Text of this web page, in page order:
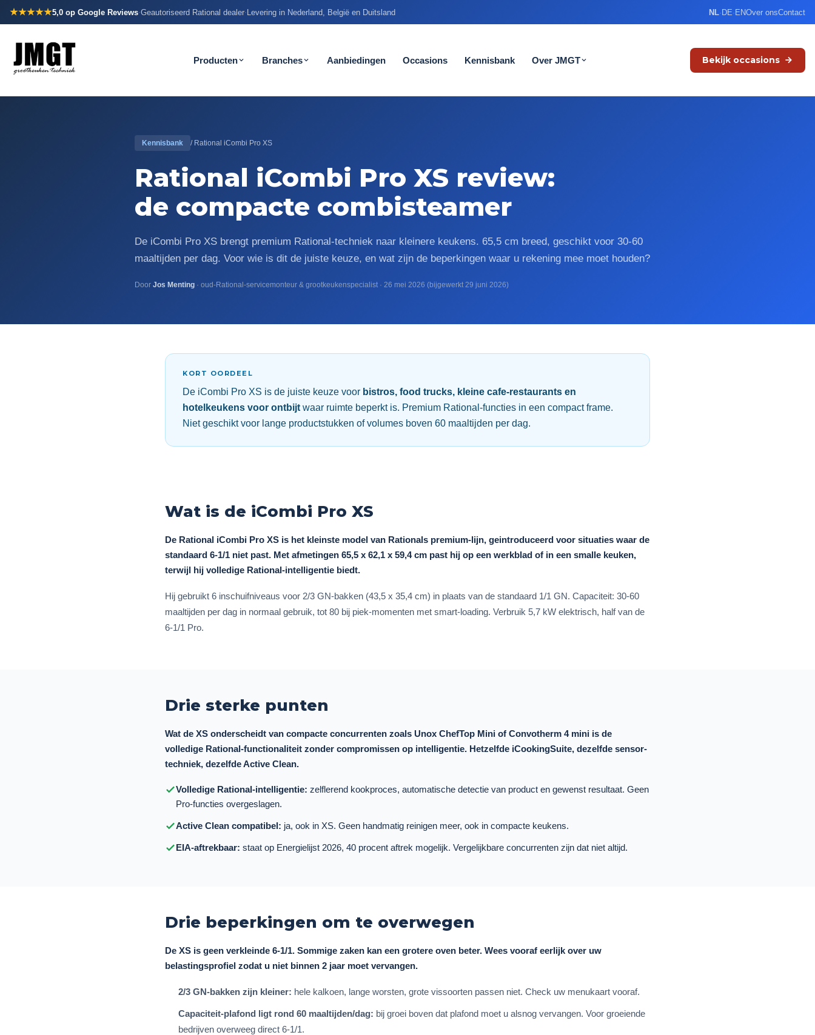
★★★★★5,0 op Google Reviews·Geautoriseerd Rational dealer·Levering in Nederland, België en Duitsland NL·DE·ENOver onsContact
Producten Branches Aanbiedingen Occasions Kennisbank Over JMGT Bekijk occasions
Kennisbank / Rational iCombi Pro XS
Rational iCombi Pro XS review:
de compacte combisteamer
De iCombi Pro XS brengt premium Rational-techniek naar kleinere keukens. 65,5 cm breed, geschikt voor 30-60
maaltijden per dag. Voor wie is dit de juiste keuze, en wat zijn de beperkingen waar u rekening mee moet houden?
Door Jos Menting · oud-Rational-servicemonteur & grootkeukenspecialist · 26 mei 2026 (bijgewerkt 29 juni 2026)
KORT OORDEEL
De iCombi Pro XS is de juiste keuze voor bistros, food trucks, kleine cafe-restaurants en
hotelkeukens voor ontbijt waar ruimte beperkt is. Premium Rational-functies in een compact frame.
Niet geschikt voor lange productstukken of volumes boven 60 maaltijden per dag.
Wat is de iCombi Pro XS
De Rational iCombi Pro XS is het kleinste model van Rationals premium-lijn, geintroduceerd voor situaties waar de
standaard 6-1/1 niet past. Met afmetingen 65,5 x 62,1 x 59,4 cm past hij op een werkblad of in een smalle keuken,
terwijl hij volledige Rational-intelligentie biedt.
Hij gebruikt 6 inschuifniveaus voor 2/3 GN-bakken (43,5 x 35,4 cm) in plaats van de standaard 1/1 GN. Capaciteit: 30-60
maaltijden per dag in normaal gebruik, tot 80 bij piek-momenten met smart-loading. Verbruik 5,7 kW elektrisch, half van de
6-1/1 Pro.
Drie sterke punten
Wat de XS onderscheidt van compacte concurrenten zoals Unox ChefTop Mini of Convotherm 4 mini is de
volledige Rational-functionaliteit zonder compromissen op intelligentie. Hetzelfde iCookingSuite, dezelfde sensor-
techniek, dezelfde Active Clean.
Volledige Rational-intelligentie: zelflerend kookproces, automatische detectie van product en gewenst resultaat. Geen
Pro-functies overgeslagen.
Active Clean compatibel: ja, ook in XS. Geen handmatig reinigen meer, ook in compacte keukens.
EIA-aftrekbaar: staat op Energielijst 2026, 40 procent aftrek mogelijk. Vergelijkbare concurrenten zijn dat niet altijd.
Drie beperkingen om te overwegen
De XS is geen verkleinde 6-1/1. Sommige zaken kan een grotere oven beter. Wees vooraf eerlijk over uw
belastingsprofiel zodat u niet binnen 2 jaar moet vervangen.
2/3 GN-bakken zijn kleiner: hele kalkoen, lange worsten, grote vissoorten passen niet. Check uw menukaart vooraf.
Capaciteit-plafond ligt rond 60 maaltijden/dag: bij groei boven dat plafond moet u alsnog vervangen. Voor groeiende
bedrijven overweeg direct 6-1/1.